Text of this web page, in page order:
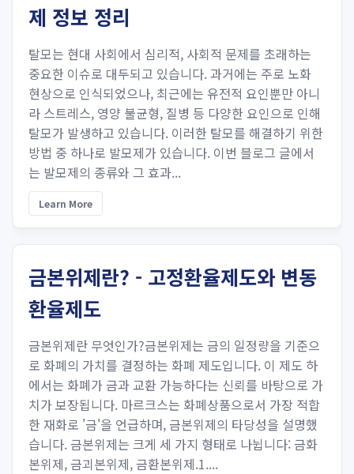
제 정보 정리
탈모는 현대 사회에서 심리적, 사회적 문제를 초래하는
중요한 이슈로 대두되고 있습니다. 과거에는 주로 노화
현상으로 인식되었으나, 최근에는 유전적 요인뿐만 아니
라 스트레스, 영양 불균형, 질병 등 다양한 요인으로 인해
탈모가 발생하고 있습니다​​. 이러한 탈모를 해결하기 위한
방법 중 하나로 발모제가 있습니다. 이번 블로그 글에서
는 발모제의 종류와 그 효과...
Learn More
금본위제란? - 고정환율제도와 변동
환율제도
금본위제란 무엇인가?금본위제는 금의 일정량을 기준으
로 화폐의 가치를 결정하는 화폐 제도입니다. 이 제도 하
에서는 화폐가 금과 교환 가능하다는 신뢰를 바탕으로 가
치가 보장됩니다. 마르크스는 화폐상품으로서 가장 적합
한 재화로 '금'을 언급하며, 금본위제의 타당성을 설명했
습니다. 금본위제는 크게 세 가지 형태로 나뉩니다: 금화
본위제, 금괴본위제, 금환본위제.1....